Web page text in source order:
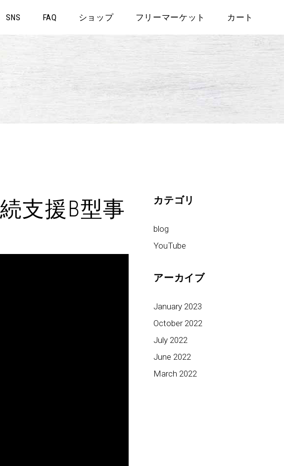
SNS FAQ ショップ フリーマーケット カート
支援B型事
カテゴリ
blog
YouTube
アーカイブ
January 2023
October 2022
July 2022
June 2022
March 2022